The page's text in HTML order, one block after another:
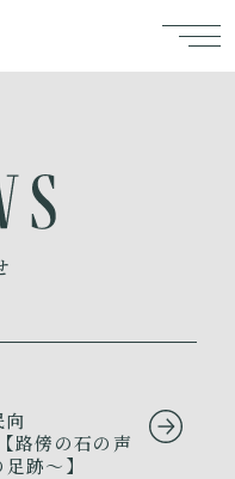
の声
跡～】